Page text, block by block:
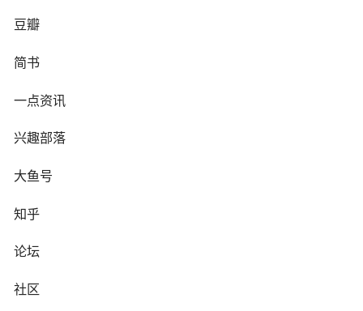
豆瓣
简书
一点资讯
兴趣部落
大鱼号
知乎
论坛
社区